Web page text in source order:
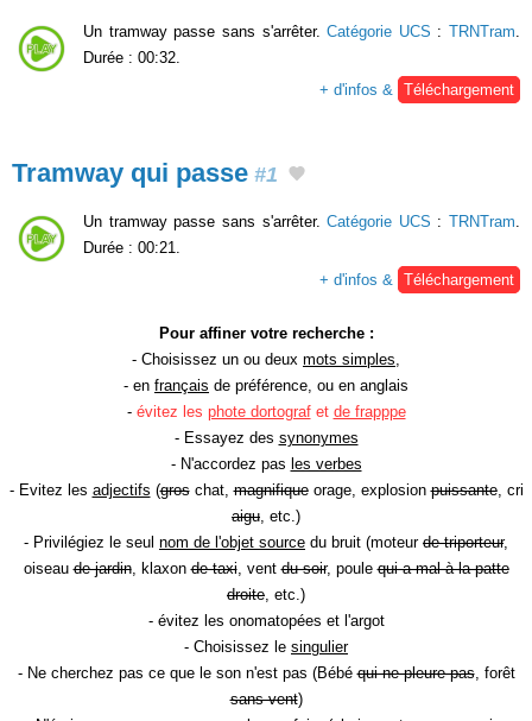
Un tramway passe sans s'arrêter.Catégorie UCS : TRNTram
Durée : 00:32.
+ d'infos &
Téléchargement
Tramway qui passe #1
Un tramway passe sans s'arrêter.Catégorie UCS : TRNTram
Durée : 00:21.
+ d'infos &
Téléchargement
Pour affiner votre recherche :
- Choisissez un ou deux mots simples
- en français de préférence, ou en anglais
- évitez les phote dortografet de frapppe
- Essayez des synonymes
- N'accordez pas les verbes
- Evitez les adjectifs (groschat,magnifiqueorage, explosionpuissante, cri
aigu , etc.)
- Privilégiez le seul nom de l'objet source du bruit (moteur de triporteur,
oiseaude jardin, klaxonde taxi, ventdu soir, poulequi a mal à la patte
droite , etc.)
- évitez les onomatopées et l'argot
- Choisissez le singulier
- Ne cherchez pas ce que le son n'est pas (Bébéqui ne pleure pas, forêt
sans vent)